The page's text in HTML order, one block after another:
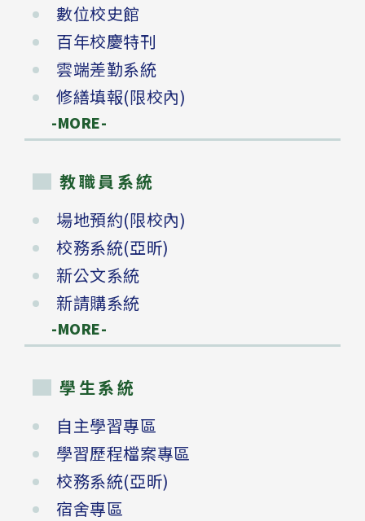
數位校史館
百年校慶特刊
雲端差勤系統
修繕填報(限校內)
-MORE-
教職員系統
場地預約(限校內)
校務系統(亞昕)
新公文系統
新請購系統
-MORE-
學生系統
自主學習專區
學習歷程檔案專區
校務系統(亞昕)
宿舍專區